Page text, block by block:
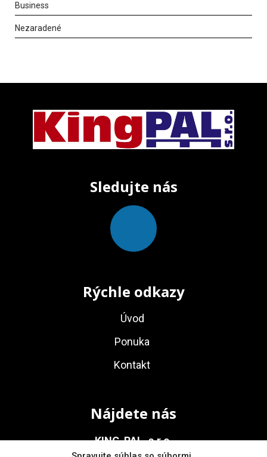
Business
Nezaradené
Sledujte nás
Rýchle odkazy
Úvod
Ponuka
Kontakt
Nájdete nás
KING-PAL, s.r.o.